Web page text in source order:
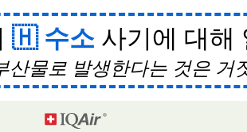
수소 사기에 대해
산물로 발생한다는 것은 거